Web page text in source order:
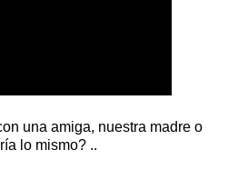
una amiga, nuestra madre o
lo mismo? ..